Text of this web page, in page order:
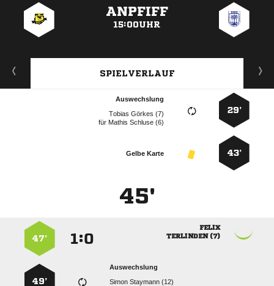
ANPFIFF
15:00UHR
SPIELVERLAUF
29’
Auswechslung
  
für   
43’
Gelbe Karte
45'

 
:
47’
Auswechslung
  
49’